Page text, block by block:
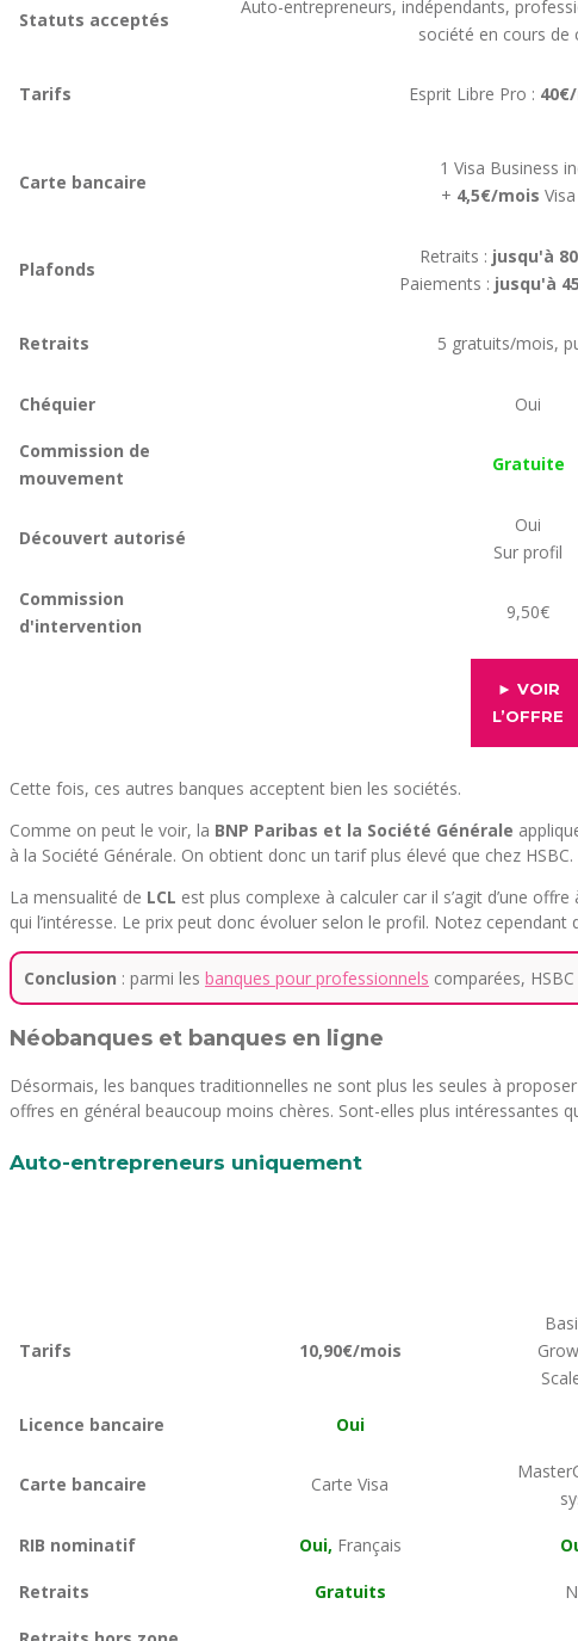
Statuts acceptés
Auto-entrepreneurs, indépendants,
société en cours de
Tarifs Esprit Libre Pro :
Carte bancaire
1 Visa Business
+ 4,5€/mois
Plafonds
Retraits : jusqu'à
Paiements : jusqu'à
Retraits 5 gratuits/mois,
Chéquier Oui
Commission de
mouvement
Gratuite
Découvert autorisé
Oui
Sur profil
Commission
d'intervention
9,50€
► VOIR
L’OFFRE
Cette fois, ces autres banques acceptent bien les sociétés.
Comme on peut le voir, la BNP Paribas et la Société Générale
à la Société Générale. On obtient donc un tarif plus élevé que chez HSBC.
La mensualité de LCL est plus complexe à calculer car il s’agit d’une
qui l’intéresse. Le prix peut donc évoluer selon le profil. Notez
Conclusion : parmi les banques pour professionnels comparées,
Néobanques et banques en ligne
Désormais, les banques traditionnelles ne sont plus les seules à
offres en général beaucoup moins chères. Sont-elles plus intéressantes
Auto-entrepreneurs uniquement
Tarifs 10,90€/mois
Licence bancaire Oui
Carte bancaire Carte Visa
RIB nominatif Oui, Français
Retraits Gratuits